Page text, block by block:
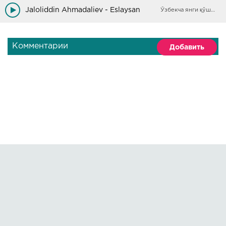
G'arib dilini har ko'yga solib
Jaloliddin Ahmadaliev - Eslaysan Ўзбекча янги қўшиқлар
Комментарии Добавить